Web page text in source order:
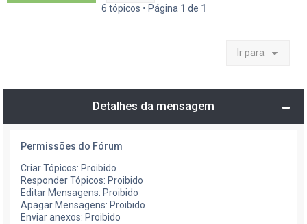
6 tópicos • Página 1 de 1
Ir para
Detalhes da mensagem
Permissões do Fórum
Criar Tópicos: Proibido
Responder Tópicos: Proibido
Editar Mensagens: Proibido
Apagar Mensagens: Proibido
Enviar anexos: Proibido